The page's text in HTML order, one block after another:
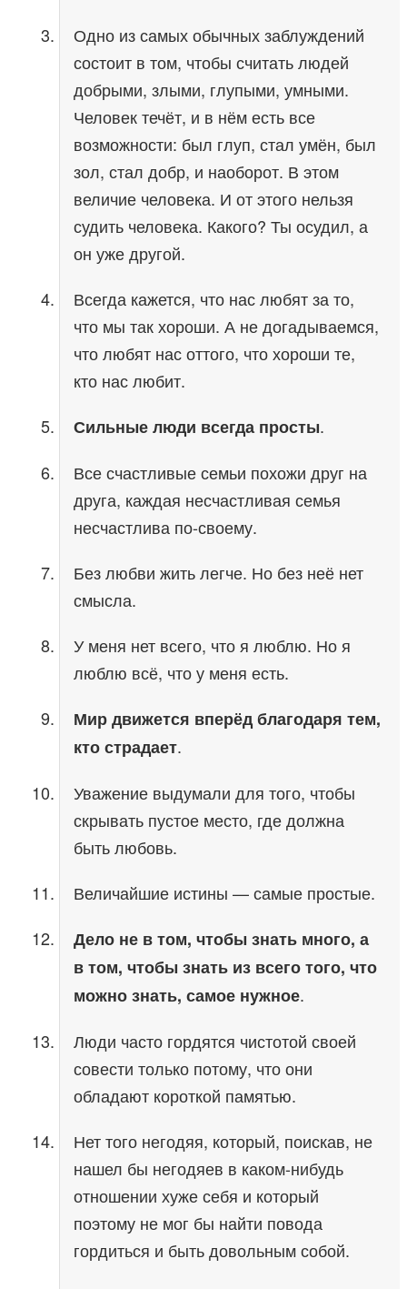
Одно из самых обычных заблуждений
состоит в том, чтобы считать людей
добрыми, злыми, глупыми, умными.
Человек течёт, и в нём есть все
возможности: был глуп, стал умён, был
зол, стал добр, и наоборот. В этом
величие человека. И от этого нельзя
судить человека. Какого? Ты осудил, а
он уже другой.
Всегда кажется, что нас любят за то,
что мы так хороши. А не догадываемся,
что любят нас оттого, что хороши те,
кто нас любит.
Сильные люди всегда просты.
Все счастливые семьи похожи друг на
друга, каждая несчастливая семья
несчастлива по-своему.
Без любви жить легче. Но без неё нет
смысла.
У меня нет всего, что я люблю. Но я
люблю всё, что у меня есть.
Мир движется вперёд благодаря тем,
кто страдает.
Уважение выдумали для того, чтобы
скрывать пустое место, где должна
быть любовь.
Величайшие истины — самые простые.
Дело не в том, чтобы знать много, а
в том, чтобы знать из всего того, что
можно знать, самое нужное.
Люди часто гордятся чистотой своей
совести только потому, что они
обладают короткой памятью.
Нет того негодяя, который, поискав, не
нашел бы негодяев в каком-нибудь
отношении хуже себя и который
поэтому не мог бы найти повода
гордиться и быть довольным собой.